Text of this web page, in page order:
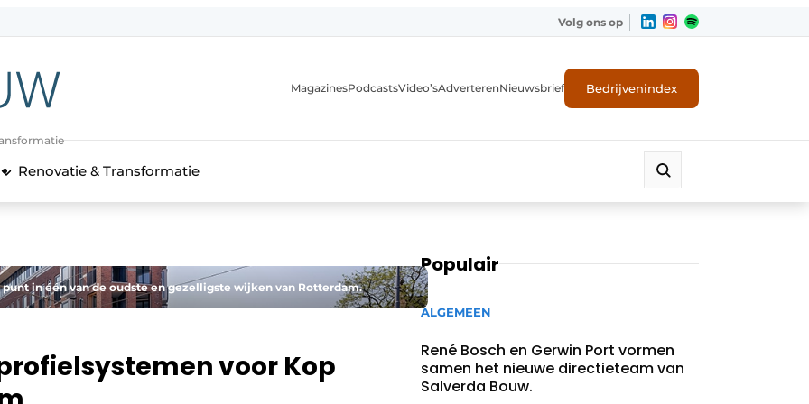
Volg ons op
MagazinesPodcastsVideo’sAdverterenNieuwsbrief Bedrijvenindex
Renovatie & Transformatie
in één van de oudste en gezelligste wijken van Rotterdam.
voor Kop
Populair
ALGEMEEN
René Bosch en Gerwin Port vormen
samen het nieuwe directieteam van
Salverda Bouw.